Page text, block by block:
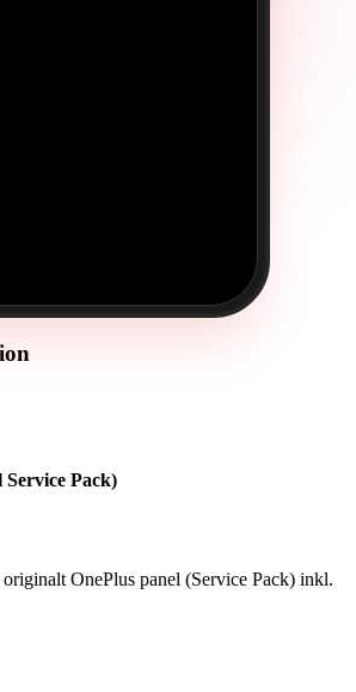
Pack)
OnePlus panel (Service Pack) inkl.